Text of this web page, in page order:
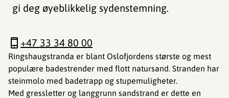
gi deg øyeblikkelig sydenstemning.
Ringshaugstranda er blant Oslofjordens største og mest
populære badestrender med flott natursand. Stranden har
steinmolo med badetrapp og stupemuligheter.
Med gressletter og langgrunn sandstrand er dette en
+47 33 34 80 00